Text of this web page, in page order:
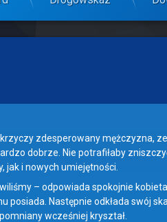
zdesperowany mężczyzna,
dobrze. Nie potrafiłaby
jak i nowych umiejętności.
– odpowiada spokojnie
posiada. Następnie odkłada swój
wcześniej kryształ.